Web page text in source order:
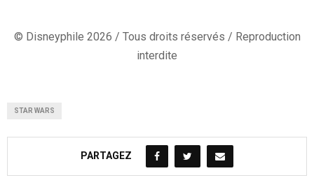
© Disneyphile 2026 / Tous droits réservés / Reproduction
interdite
STAR WARS
PARTAGEZ